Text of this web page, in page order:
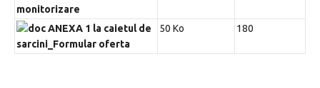
monitorizare
ANEXA 1 la caietul de
sarcini_Formular oferta
50 Ko 180